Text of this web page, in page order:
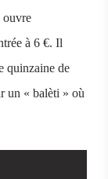
ouvre
à 6 €. Il
quinzaine de
un « balèti » où